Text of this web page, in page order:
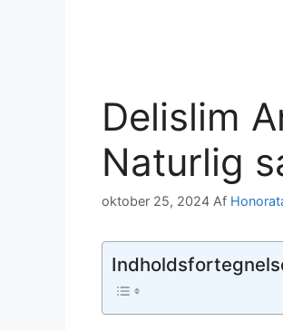
Delislim
Naturlig
oktober 25, 2024 Af